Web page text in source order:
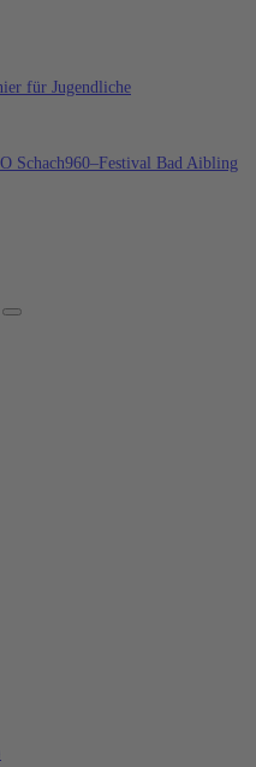
für Jugendliche
Schach960–Festival Bad Aibling
Suchen …
…